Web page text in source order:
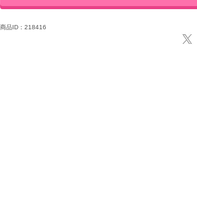
商品ID：218416